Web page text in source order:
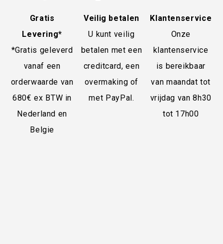
Gratis
Levering*
*Gratis geleverd
vanaf een
orderwaarde van
680€ ex BTW in
Nederland en
Belgie
Veilig betalen
U kunt veilig
betalen met een
creditcard, een
overmaking of
met PayPal.
Klantenservice
Onze
klantenservice
is bereikbaar
van maandat tot
vrijdag van 8h30
tot 17h00